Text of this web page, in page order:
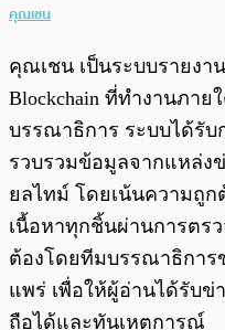
คุณเชน
คุณเชน เป็นระบบรายงา
Blockchain ที่ทำงานภา
บรรณาธิการ ระบบได้รั
รวบรวมข้อมูลจากแหล่ง
ยลไทม์ โดยเน้นความถูก
เนื้อหาทุกชิ้นผ่านการตร
ต้องโดยทีมบรรณาธิการข
แพร่ เพื่อให้ผู้อ่านได้รับข่
ถือได้และทันเหตุการณ์